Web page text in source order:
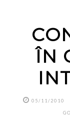
ÎN
05/11/2010